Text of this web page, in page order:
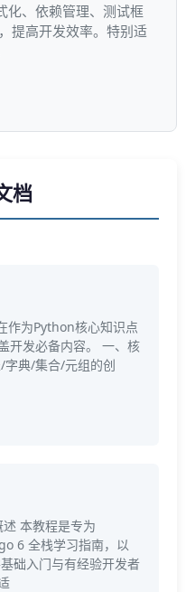
化、依赖管理、测试框
提高开发效率。特别适
档
作为Python核心知识点
开发必备内容。 一、核
字典/集合/元组的创
本教程是专为
6 全栈学习指南，以
础入门与有经验开发者